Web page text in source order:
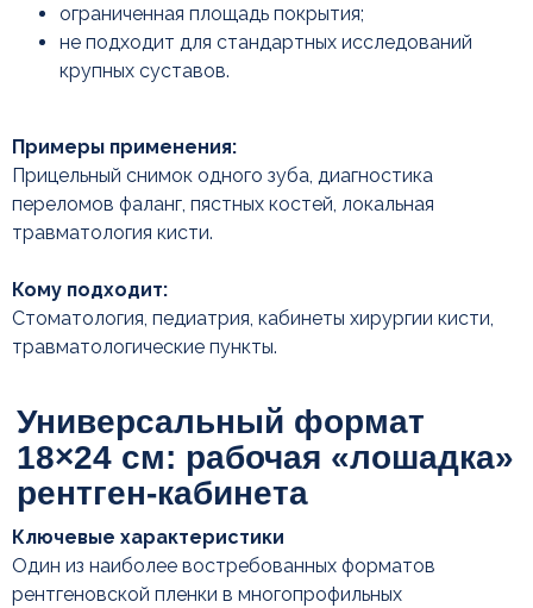
ограниченная площадь покрытия;
не подходит для стандартных исследований
крупных суставов.
Примеры применения:
Прицельный снимок одного зуба, диагностика
переломов фаланг, пястных костей, локальная
травматология кисти.
Кому подходит:
Стоматология, педиатрия, кабинеты хирургии кисти,
травматологические пункты.
Ключевые характеристики
Один из наиболее востребованных форматов
рентгеновской пленки в многопрофильных
Крупный формат 24×30
см для обзорных
исследований